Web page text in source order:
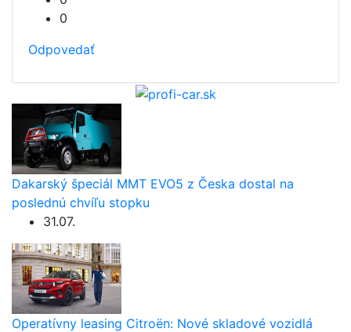
0
Odpovedať
Dakarský špeciál MMT EVO5 z Česka dostal na
poslednú chvíľu stopku
31.07.
Operatívny leasing Citroën: Nové skladové vozidlá